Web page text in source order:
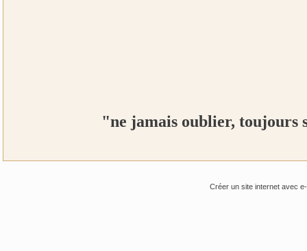
"ne jamais oublier, toujours
Créer un site internet avec